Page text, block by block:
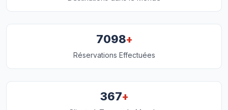
7098+
Réservations Effectuées
367+